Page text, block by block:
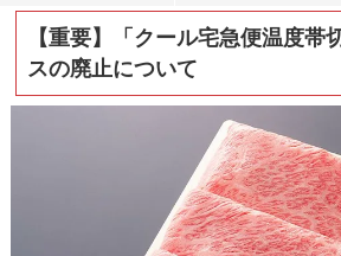
【重要】「クール宅急便温度帯
スの廃止について